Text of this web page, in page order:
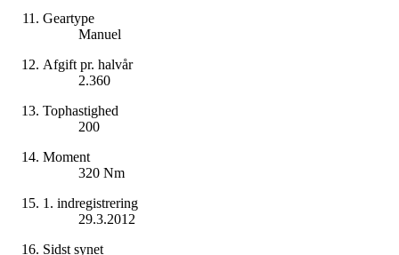
Geartype
Manuel
Afgift pr. halvår
2.360
Tophastighed
200
Moment
320 Nm
1. indregistrering
29.3.2012
Sidst synet